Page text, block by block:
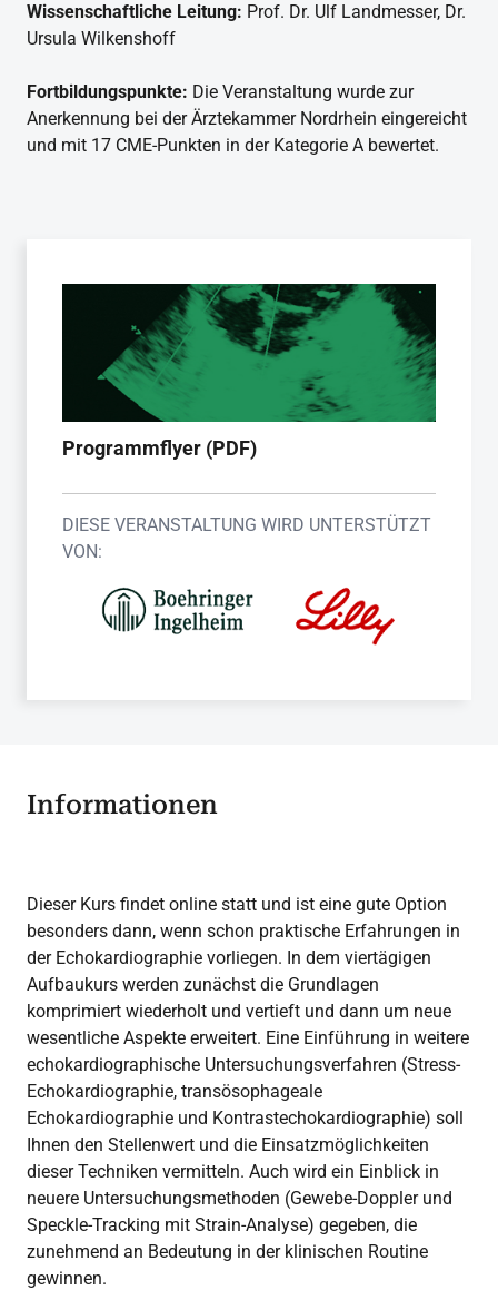
Wissenschaftliche Leitung: Prof. Dr. Ulf Landmesser, Dr.
Ursula Wilkenshoff
Fortbildungspunkte: Die Veranstaltung wurde zur
Anerkennung bei der Ärztekammer Nordrhein eingereicht
und mit 17 CME-Punkten in der Kategorie A bewertet.
Programmflyer (PDF)
DIESE VERANSTALTUNG WIRD UNTERSTÜTZT
VON:
Informationen
Dieser Kurs findet online statt und ist eine gute Option
besonders dann, wenn schon praktische Erfahrungen in
der Echokardiographie vorliegen. In dem viertägigen
Aufbaukurs werden zunächst die Grundlagen
komprimiert wiederholt und vertieft und dann um neue
wesentliche Aspekte erweitert. Eine Einführung in weitere
echokardiographische Untersuchungsverfahren (Stress-
Echokardiographie, transösophageale
Echokardiographie und Kontrastechokardiographie) soll
Ihnen den Stellenwert und die Einsatzmöglichkeiten
dieser Techniken vermitteln. Auch wird ein Einblick in
neuere Untersuchungsmethoden (Gewebe-Doppler und
Speckle-Tracking mit Strain-Analyse) gegeben, die
zunehmend an Bedeutung in der klinischen Routine
gewinnen.